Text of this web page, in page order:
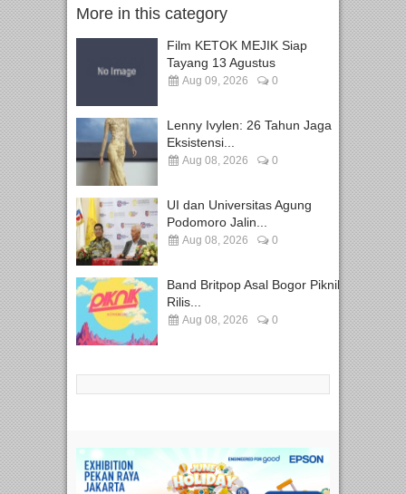
More in this category
Film KETOK MEJIK Siap
Tayang 13 Agustus
Aug 09, 2026 0
Lenny Ivylen: 26 Tahun Jaga
Eksistensi...
Aug 08, 2026 0
UI dan Universitas Agung
Podomoro Jalin...
Aug 08, 2026 0
Band Britpop Asal Bogor Piknik
Rilis...
Aug 08, 2026 0